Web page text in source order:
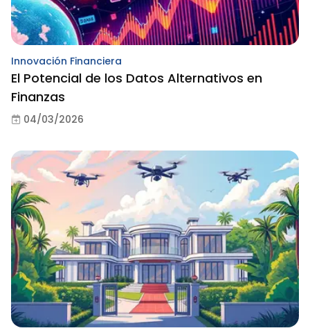
Innovación Financiera
El Potencial de los Datos Alternativos en
Finanzas
04/03/2026